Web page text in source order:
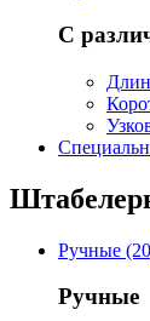
С
Ручные
Ручные